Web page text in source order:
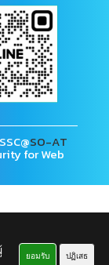
SO-AT
for Web
ยอมรับ ปฏิเสธ